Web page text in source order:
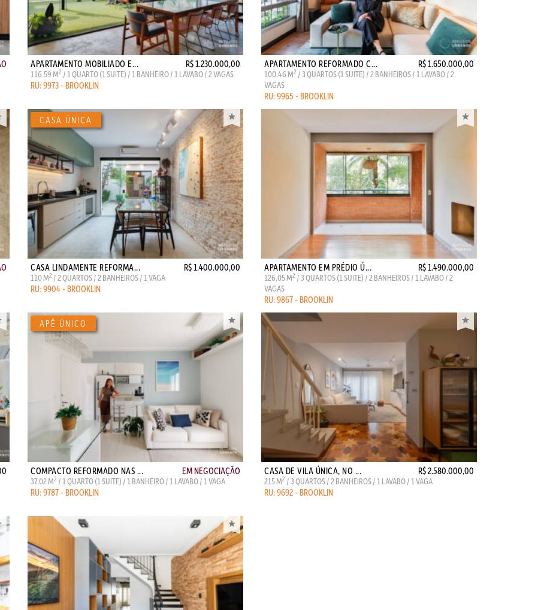
APARTAMENTO MOBILIADO E... R$ 1.230.000,00
116.59 M2 / 1 QUARTO (1 SUITE) / 1 BANHEIRO / 1 LAVABO / 2 VAGAS
RU: 9973 - BROOKLIN
APARTAMENTO REFORMADO C... R$ 1.650.000,00
100.46 M2 / 3 QUARTOS (1 SUITE) / 2 BANHEIROS / 1 LAVABO / 2
VAGAS
RU: 9965 - BROOKLIN
CASA LINDAMENTE REFORMA... R$ 1.400.000,00
110 M2 / 2 QUARTOS / 2 BANHEIROS / 1 VAGA
RU: 9904 - BROOKLIN
APARTAMENTO EM PRÉDIO Ú... R$ 1.490.000,00
126,05 M2 / 3 QUARTOS (1 SUITE) / 2 BANHEIROS / 1 LAVABO / 2
VAGAS
RU: 9867 - BROOKLIN
COMPACTO REFORMADO NAS ... EM NEGOCIAÇÃO
37,02 M2 / 1 QUARTO (1 SUITE) / 1 BANHEIRO / 1 LAVABO / 1 VAGA
RU: 9787 - BROOKLIN
CASA DE VILA ÚNICA, NO ... R$ 2.580.000,00
215 M2 / 3 QUARTOS / 2 BANHEIROS / 1 LAVABO / 1 VAGA
RU: 9692 - BROOKLIN